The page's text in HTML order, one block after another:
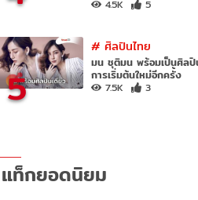
4.5K 5
5
# ศิลปินไทย
มน ชุติมน พร้อมเป็นศิลปิ
การเริ่มต้นใหม่อีกครั้ง
7.5K 3
แท็กยอดนิยม